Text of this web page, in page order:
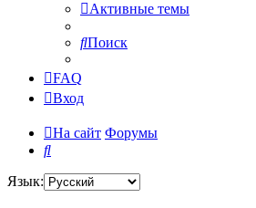
Активные темы
Поиск
FAQ
Вход
На сайт Форумы
Поиск
Язык: